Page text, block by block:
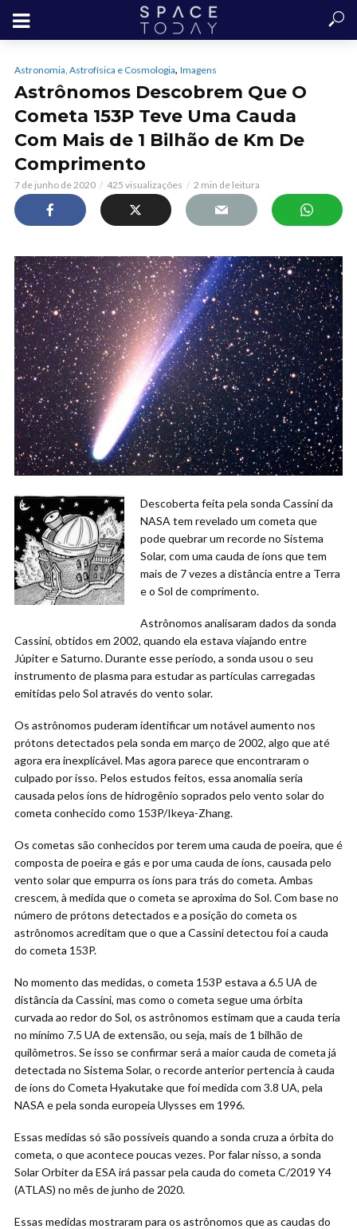
Astronomia, Astrofísica e Cosmologia, Imagens
Astrônomos Descobrem Que O
Cometa 153P Teve Uma Cauda
Com Mais de 1 Bilhão de Km De
Comprimento
7 de junho de 2020 425 visualizações 2 min de leitura
Descoberta feita pela sonda Cassini da
NASA tem revelado um cometa que
pode quebrar um recorde no Sistema
Solar, com uma cauda de íons que tem
mais de 7 vezes a distância entre a Terra
e o Sol de comprimento.
Astrônomos analisaram dados da sonda
Cassini, obtidos em 2002, quando ela estava viajando entre
Júpiter e Saturno. Durante esse período, a sonda usou o seu
instrumento de plasma para estudar as partículas carregadas
emitidas pelo Sol através do vento solar.
Os astrônomos puderam identificar um notável aumento nos
prótons detectados pela sonda em março de 2002, algo que até
agora era inexplicável. Mas agora parece que encontraram o
culpado por isso. Pelos estudos feitos, essa anomalia seria
causada pelos íons de hidrogênio soprados pelo vento solar do
cometa conhecido como 153P/Ikeya-Zhang.
Os cometas são conhecidos por terem uma cauda de poeira, que é
composta de poeira e gás e por uma cauda de íons, causada pelo
vento solar que empurra os íons para trás do cometa. Ambas
crescem, à medida que o cometa se aproxima do Sol. Com base no
número de prótons detectados e a posição do cometa os
astrônomos acreditam que o que a Cassini detectou foi a cauda
do cometa 153P.
No momento das medidas, o cometa 153P estava a 6.5 UA de
distância da Cassini, mas como o cometa segue uma órbita
curvada ao redor do Sol, os astrônomos estimam que a cauda teria
no mínimo 7.5 UA de extensão, ou seja, mais de 1 bilhão de
quilômetros. Se isso se confirmar será a maior cauda de cometa já
detectada no Sistema Solar, o recorde anterior pertencia à cauda
de íons do Cometa Hyakutake que foi medida com 3.8 UA, pela
NASA e pela sonda europeia Ulysses em 1996.
Essas medidas só são possíveis quando a sonda cruza a órbita do
cometa, o que acontece poucas vezes. Por falar nisso, a sonda
Solar Orbiter da ESA irá passar pela cauda do cometa C/2019 Y4
(ATLAS) no mês de junho de 2020.
Essas medidas mostraram para os astrônomos que as caudas do